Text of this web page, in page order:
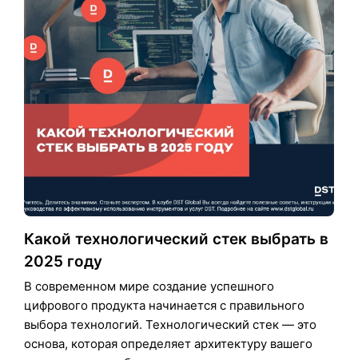
Какой технологический стек выбрать в
2025 году
В современном мире создание успешного
цифрового продукта начинается с правильного
выбора технологий. Технологический стек — это
основа, которая определяет архитектуру вашего